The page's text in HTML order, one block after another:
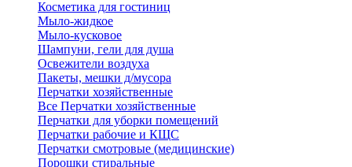
Косметика для гостиниц
Мыло-жидкое
Мыло-кусковое
Шампуни, гели для душа
Освежители воздуха
Пакеты, мешки д/мусора
Перчатки хозяйственные
Все Перчатки хозяйственные
Перчатки для уборки помещений
Перчатки рабочие и КЩС
Перчатки смотровые (медицинские)
Порошки стиральные